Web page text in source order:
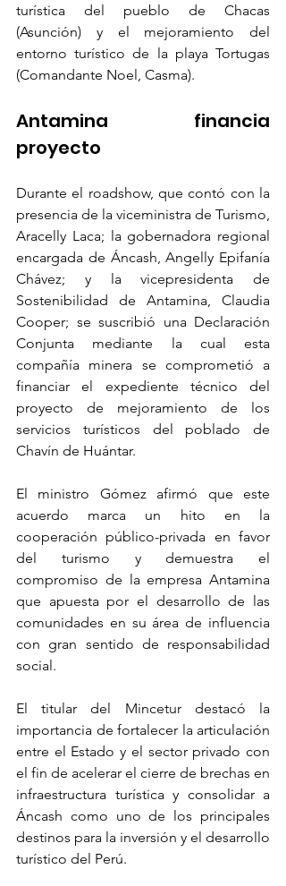
turística del pueblo de Chacas
(Asunción) y el mejoramiento del
entorno turístico de la playa Tortugas
(Comandante Noel, Casma).
Antamina financia
proyecto
Durante el roadshow, que contó con la
presencia de la viceministra de Turismo,
Aracelly Laca; la gobernadora regional
encargada de Áncash, Angelly Epifanía
Chávez; y la vicepresidenta de
Sostenibilidad de Antamina, Claudia
Cooper; se suscribió una Declaración
Conjunta mediante la cual esta
compañía minera se comprometió a
financiar el expediente técnico del
proyecto de mejoramiento de los
servicios turísticos del poblado de
Chavín de Huántar.
El ministro Gómez afirmó que este
acuerdo marca un hito en la
cooperación público-privada en favor
del turismo y demuestra el
compromiso de la empresa Antamina
que apuesta por el desarrollo de las
comunidades en su área de influencia
con gran sentido de responsabilidad
social.
El titular del Mincetur destacó la
importancia de fortalecer la articulación
entre el Estado y el sector privado con
el fin de acelerar el cierre de brechas en
infraestructura turística y consolidar a
Áncash como uno de los principales
destinos para la inversión y el desarrollo
turístico del Perú.